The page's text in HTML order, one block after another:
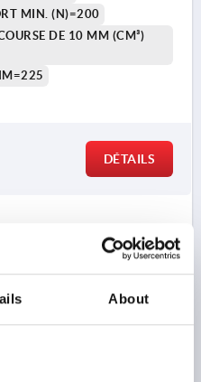
About
MIN. (N)=200
DE 10 MM (CM³)
DÉTAILS